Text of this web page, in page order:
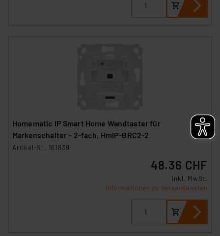
Homematic IP Smart Home Wandtaster für
Markenschalter – 2-fach, HmIP-BRC2-2
Artikel-Nr. 161839
48.36 CHF
inkl. MwSt.
Informationen zu Versandkosten